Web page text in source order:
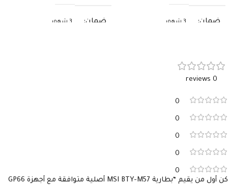
ضمان 3 شهور ضمان 3 شهور
0 reviews
0
0
0
0
0
كن أول من يقيم “بطارية MSI BTY-M57 أصلية متوافقة مع أجهزة GP66